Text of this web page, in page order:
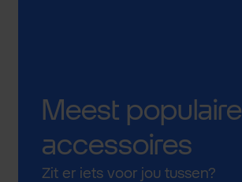
Meest populaire
accessoires
Zit er iets voor jou tussen?